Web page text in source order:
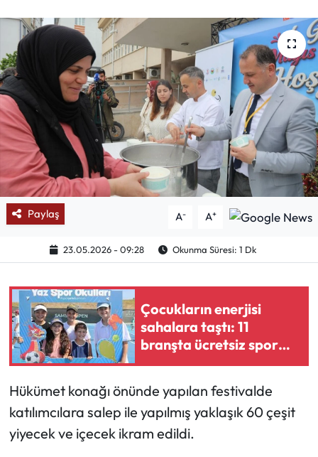
Paylaş A- A+
23.05.2026 - 09:28 Okunma Süresi: 1 Dk
Çocukların enerjisi
sahalara taştı: 11
branşta ücretsiz spor
eğitimi
Hükümet konağı önünde yapılan festivalde
katılımcılara salep ile yapılmış yaklaşık 60 çeşit
yiyecek ve içecek ikram edildi.
Magazin
Mektup Galeri
Röportaj
Manşet
Köşe Yazıları
Karikatür Galeri
BIK
ASTROLOJİ
Spor Yazıları
Mektup Galeri
Ekonomi
Sağlık